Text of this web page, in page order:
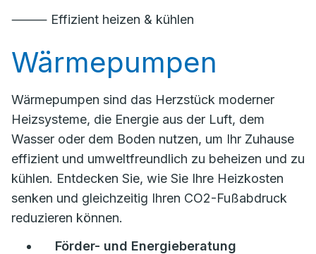
⸻ Effizient heizen & kühlen
Wärmepumpen
Wärmepumpen sind das Herzstück moderner
Heizsysteme, die Energie aus der Luft, dem
Wasser oder dem Boden nutzen, um Ihr Zuhause
effizient und umweltfreundlich zu beheizen und zu
kühlen. Entdecken Sie, wie Sie Ihre Heizkosten
senken und gleichzeitig Ihren CO2-Fußabdruck
reduzieren können.
Förder- und Energieberatung